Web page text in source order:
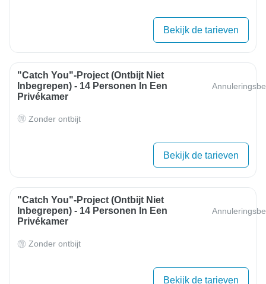
Bekijk de tarieven
"Catch You"-Project (ontbijt Niet
Inbegrepen) - 14 Personen In Een
Privékamer
Zonder ontbijt
Bekijk de tarieven
"Catch You"-Project (ontbijt Niet
Inbegrepen) - 14 Personen In Een
Privékamer
Zonder ontbijt
Bekijk de tarieven